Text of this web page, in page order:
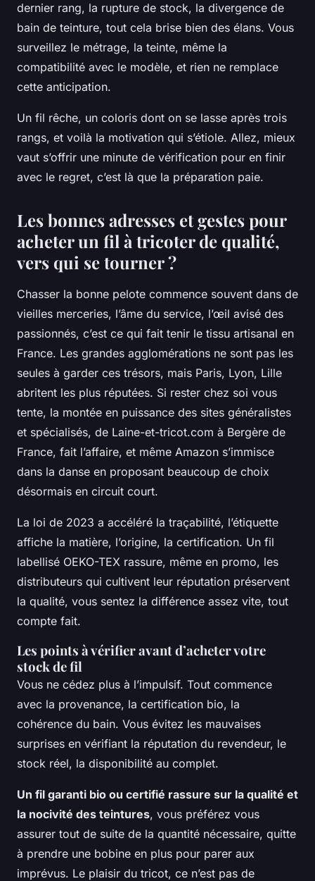
dernier rang, la rupture de stock, la divergence de
bain de teinture, tout cela brise bien des élans. Vous
surveillez le métrage, la teinte, même la
compatibilité avec le modèle, et rien ne remplace
cette anticipation.
Un fil rêche, un coloris dont on se lasse après trois
rangs, et voilà la motivation qui s’étiole. Allez, mieux
vaut s’offrir une minute de vérification pour en finir
avec le regret, c’est là que la préparation paie.
Les bonnes adresses et gestes pour
acheter un fil à tricoter de qualité,
vers qui se tourner ?
Chasser la bonne pelote commence souvent dans de
vieilles merceries, l’âme du service, l’œil avisé des
passionnés, c’est ce qui fait tenir le tissu artisanal en
France. Les grandes agglomérations ne sont pas les
seules à garder ces trésors, mais Paris, Lyon, Lille
abritent les plus réputées. Si rester chez soi vous
tente, la montée en puissance des sites généralistes
et spécialisés, de Laine-et-tricot.com à Bergère de
France, fait l’affaire, et même Amazon s’immisce
dans la danse en proposant beaucoup de choix
désormais en circuit court.
La loi de 2023 a accéléré la traçabilité, l’étiquette
affiche la matière, l’origine, la certification. Un fil
labellisé OEKO-TEX rassure, même en promo, les
distributeurs qui cultivent leur réputation préservent
la qualité, vous sentez la différence assez vite, tout
compte fait.
Les points à vérifier avant d’acheter votre
stock de fil
Vous ne cédez plus à l’impulsif. Tout commence
avec la provenance, la certification bio, la
cohérence du bain. Vous évitez les mauvaises
surprises en vérifiant la réputation du revendeur, le
stock réel, la disponibilité au complet.
Un fil garanti bio ou certifié rassure sur la qualité et
la nocivité des teintures, vous préférez vous
assurer tout de suite de la quantité nécessaire, quitte
à prendre une bobine en plus pour parer aux
imprévus. Le plaisir du tricot, ce n’est pas de